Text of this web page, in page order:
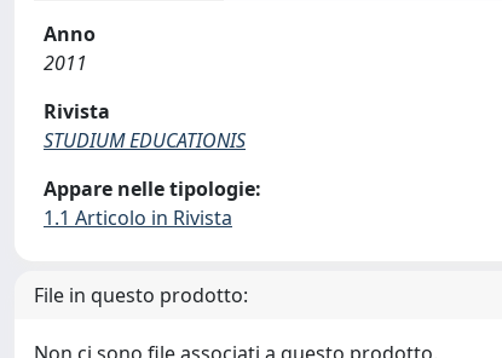
Anno
2011
Rivista
STUDIUM EDUCATIONIS
Appare nelle tipologie:
1.1 Articolo in Rivista
File in questo prodotto: